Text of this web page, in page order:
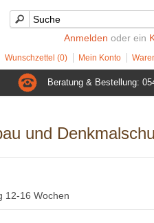
Anmelden oder ein
Wunschzettel (0) Mein Konto
Beratung & Bestellung:
und
12-16 Wochen